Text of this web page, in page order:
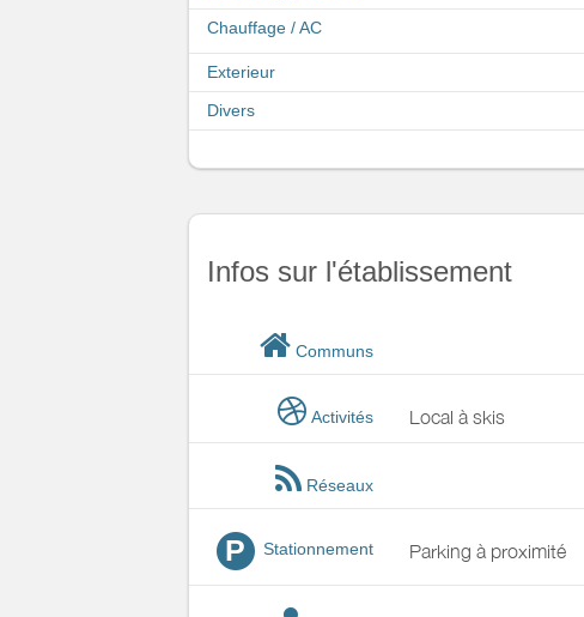
Chauffage / AC
Exterieur
Divers
Infos sur l'établissement
Communs
Activités Local à skis
Réseaux
P Stationnement Parking à proximité